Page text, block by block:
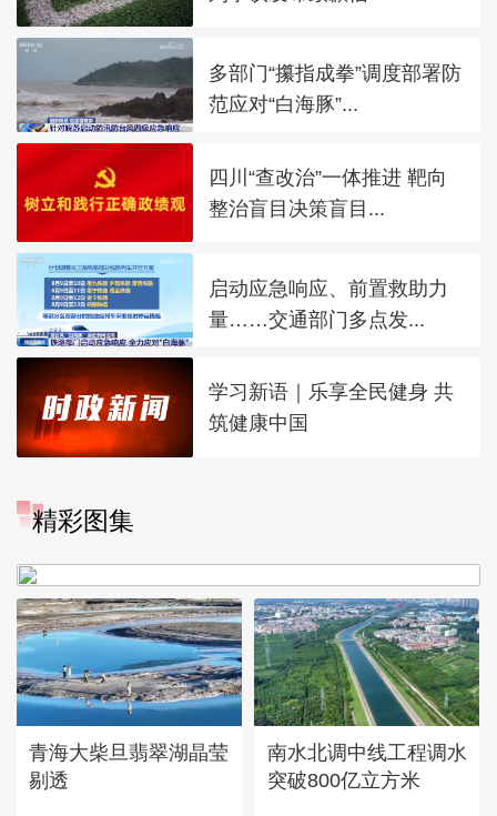
多部门“攥指成拳”调度部署防
范应对“白海豚”...
四川“查改治”一体推进 靶向
整治盲目决策盲目...
启动应急响应、前置救助力
量……交通部门多点发...
学习新语｜乐享全民健身 共
筑健康中国
精彩图集
“大地指纹”奏响夏夜文旅乐
青海大柴旦翡翠湖晶莹
剔透
南水北调中线工程调水
突破800亿立方米